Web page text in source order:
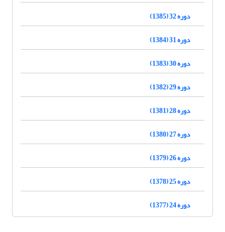
دوره 32 (1385)
دوره 31 (1384)
دوره 30 (1383)
دوره 29 (1382)
دوره 28 (1381)
دوره 27 (1380)
دوره 26 (1379)
دوره 25 (1378)
دوره 24 (1377)